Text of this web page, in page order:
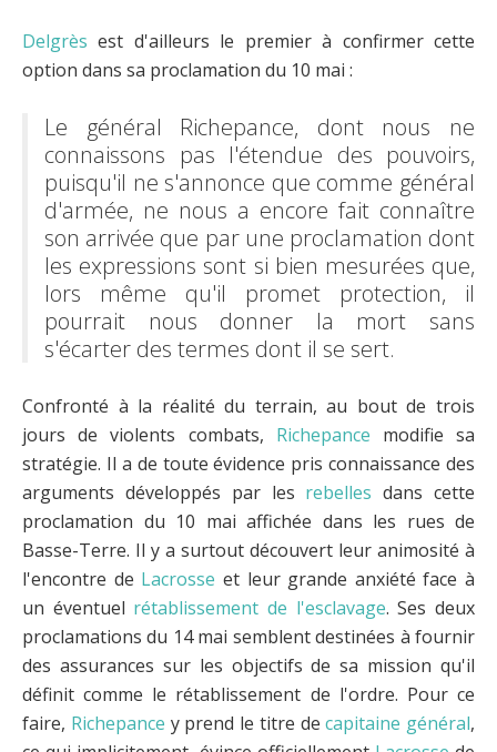
Delgrès est d'ailleurs le premier à confirmer cette
option dans sa proclamation du 10 mai :
Le général Richepance, dont nous ne
connaissons pas l'étendue des pouvoirs,
puisqu'il ne s'annonce que comme général
d'armée, ne nous a encore fait connaître
son arrivée que par une proclamation dont
les expressions sont si bien mesurées que,
lors même qu'il promet protection, il
pourrait nous donner la mort sans
s'écarter des termes dont il se sert.
Confronté à la réalité du terrain, au bout de trois
jours de violents combats, Richepance modifie sa
stratégie. Il a de toute évidence pris connaissance des
arguments développés par les rebelles dans cette
proclamation du 10 mai affichée dans les rues de
Basse-Terre. Il y a surtout découvert leur animosité à
l'encontre de Lacrosse et leur grande anxiété face à
un éventuel rétablissement de l'esclavage. Ses deux
proclamations du 14 mai semblent destinées à fournir
des assurances sur les objectifs de sa mission qu'il
définit comme le rétablissement de l'ordre. Pour ce
faire, Richepance y prend le titre decapitaine général,